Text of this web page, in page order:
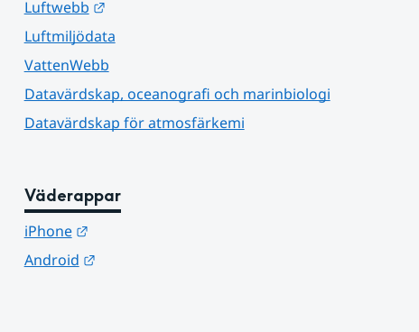
Luftwebb
Länk till annan webbplats.
Luftmiljödata
VattenWebb
Datavärdskap, oceanografi och marinbiologi
Datavärdskap för atmosfärkemi
Väderappar
iPhone
Länk till annan webbplats.
Android
Länk till annan webbplats.